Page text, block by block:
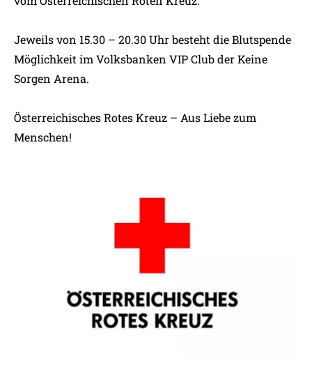
Jeweils von 15.30 – 20.30 Uhr besteht die Blutspende
Möglichkeit im Volksbanken VIP Club der Keine
Sorgen Arena.
Österreichisches Rotes Kreuz – Aus Liebe zum
Menschen!